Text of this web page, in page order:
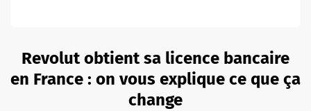
Revolut obtient sa licence bancaire
en France : on vous explique ce que ça
change